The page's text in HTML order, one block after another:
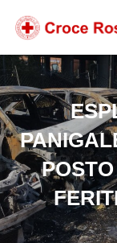
contenuto
alla
navigazione
footer